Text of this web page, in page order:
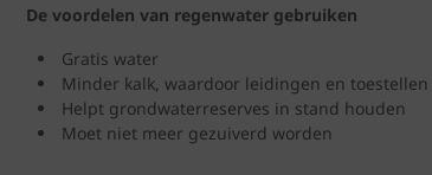
De voordelen van regenwater gebruiken
Gratis water
Minder kalk, waardoor leidingen en
Helpt grondwaterreserves in stand houden
Moet niet meer gezuiverd worden